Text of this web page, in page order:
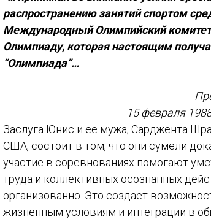
распространению занятий спортом
Международный Олимпийский
Олимпиаду, которая настоящим
“Олимпиада”…
15 февраля
Заслуга Юнис и ее мужа, Сарджента
США, состоит в том, что они сумели
участие в соревнованиях помогают
труда и коллективных осознанных
организованно. Это создает
жизненным условиям и интеграции в